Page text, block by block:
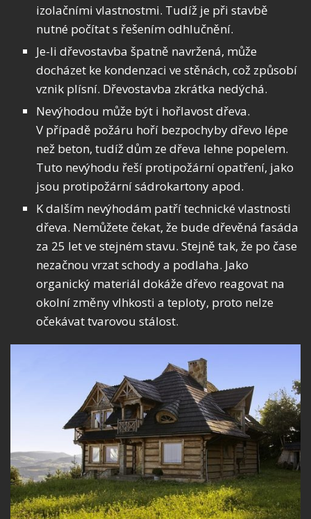
izolačními vlastnostmi. Tudíž je při stavbě
nutné počítat s řešením odhlučnění.
Je-li dřevostavba špatně navržená, může
docházet ke kondenzaci ve stěnách, což způsobí
vznik plísní. Dřevostavba zkrátka nedýchá.
Nevýhodou může být i hořlavost dřeva.
V případě požáru hoří bezpochyby dřevo lépe
než beton, tudíž dům ze dřeva lehne popelem.
Tuto nevýhodu řeší protipožární opatření, jako
jsou protipožární sádrokartony apod.
K dalším nevýhodám patří technické vlastnosti
dřeva. Nemůžete čekat, že bude dřevěná fasáda
za 25 let ve stejném stavu. Stejně tak, že po čase
nezačnou vrzat schody a podlaha. Jako
organický materiál dokáže dřevo reagovat na
okolní změny vlhkosti a teploty, proto nelze
očekávat tvarovou stálost.